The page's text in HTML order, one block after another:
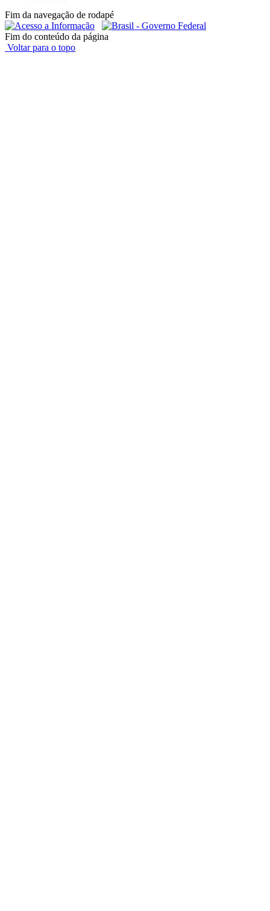
Fim da navegação de rodapé
Fim do conteúdo da página
Voltar para o topo